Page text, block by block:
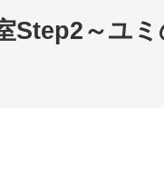
Step2～ユ